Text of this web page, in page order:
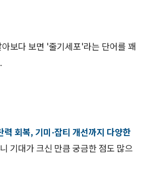
보다 보면 '줄기세포'라는 단어를 꽤
력 회복, 기미·잡티 개선까지 다양한
기대가 크신 만큼 궁금한 점도 많으